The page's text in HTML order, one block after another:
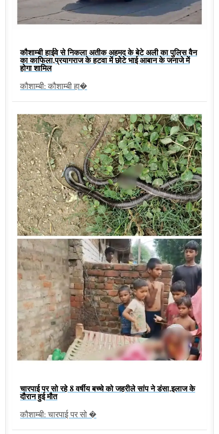
कौशाम्बी हाईवे से निकला अतीक अहमद के बेटे अली का पुलिस वैन
का काफिला,प्रयागराज के हटवा में छोटे भाई आबान के जनाजे में
होगा शामिल
कौशाम्बी: कौशाम्बी हा�
चारपाई पर सो रहे 8 वर्षीय बच्चे को जहरीले सांप ने डंसा,इलाज के
दौरान हुई मौत
कौशाम्बी: चारपाई पर सो �